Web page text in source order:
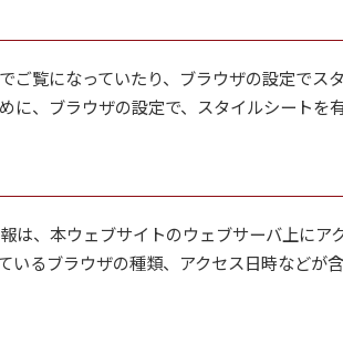
覧になっていたり、ブラウザの設定でス
、ブラウザの設定で、スタイルシートを
、本ウェブサイトのウェブサーバ上にア
るブラウザの種類、アクセス日時などが